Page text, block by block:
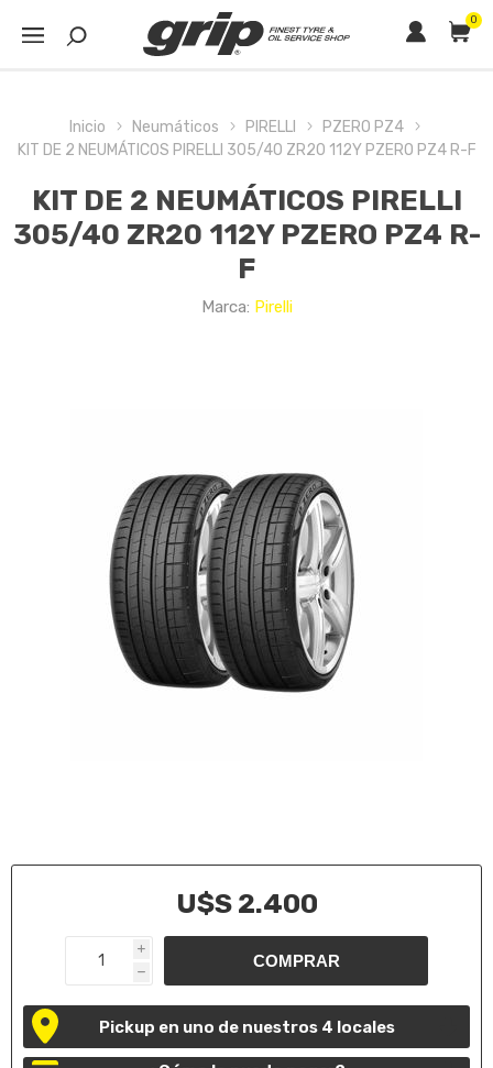
0
Inicio Neumáticos PIRELLI
PZERO PZ4
KIT DE 2 NEUMÁTICOS PIRELLI 305/40 ZR20 112Y PZERO PZ4 R-F
KIT DE 2 NEUMÁTICOS PIRELLI
305/40 ZR20 112Y PZERO PZ4 R-
F
Marca: Pirelli
U$S 2.400
i
h
Pickup en uno de nuestros 4 locales